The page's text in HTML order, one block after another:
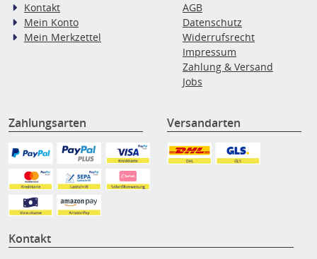
Kontakt
Mein Konto
Mein Merkzettel
AGB
Datenschutz
Widerrufsrecht
Impressum
Zahlung & Versand
Jobs
Zahlungsarten Versandarten
Kontakt